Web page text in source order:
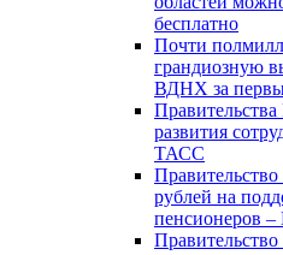
бесплатно
Почти
грандиозную
ВДНХ за
развития
ТАСС
рублей на
пенсионеров –